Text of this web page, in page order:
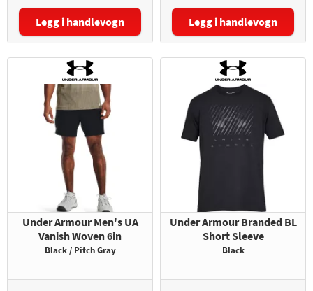
Legg i handlevogn Størrelse:
Legg i handlevogn
Under Armour Men's UA
Vanish Woven 6in
Black / Pitch Gray
Under Armour Branded BL
Short Sleeve
Black